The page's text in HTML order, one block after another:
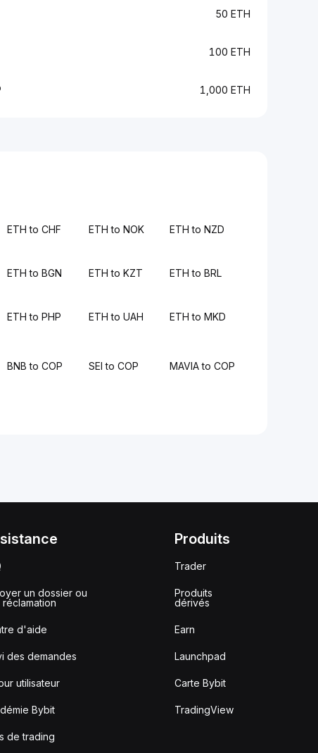
50 ETH
100 ETH
1,000 ETH
ETH to CHF ETH to NOK ETH to NZD
ETH to BGN ETH to KZT ETH to BRL
ETH to PHP ETH to UAH ETH to MKD
BNB to COP SEI to COP MAVIA to COP
un dossier ou
réclamation
d'aide
des demandes
utilisateur
Bybit
de trading
Produits
Trader
Produits
dérivés
Earn
Launchpad
Carte Bybit
TradingView